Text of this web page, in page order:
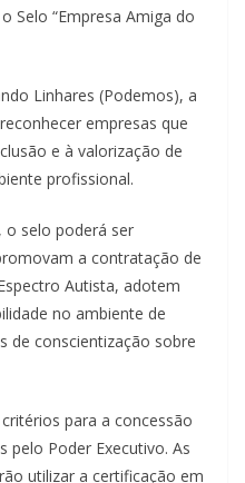
Selo “Empresa Amiga do
Linhares (Podemos), a
empresas que
e à valorização de
profissional.
selo poderá ser
a contratação de
Autista, adotem
no ambiente de
de conscientização sobre
para a concessão
pelo Poder Executivo. As
utilizar a certificação em